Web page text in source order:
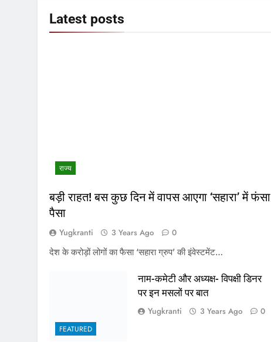
Latest posts
राज्य
बड़ी राहत! बस कुछ दिन में वापस आएगा ‘सहारा’ में फंसा
पैसा
Yugkranti 3 Years Ago
0
देश के करोड़ों लोगों का फैसा ‘सहारा ग्रुप’ की इंवेस्टमेंट…
FEATURED
नाम-कमेटी और अध्यक्ष- विपक्षी डिनर
पर इन मसलों पर बात
Yugkranti 3 Years Ago 0